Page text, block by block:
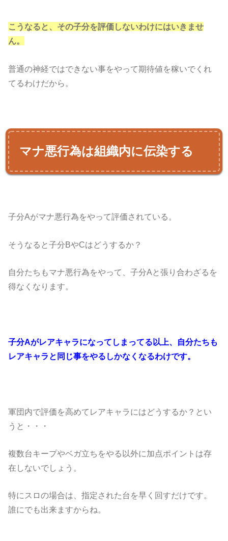
こうなると、その子分を評価しないわけにはいきませ
ん。
普通の神経ではできない事をやって期待値を稼いでくれ
てるわけだから。
マナ悪行為は組織内に伝染する
子分Aがマナ悪行為をやって評価されている。
そうなると子分BやCはどうするか？
自分たちもマナ悪行為をやって、子分Aと張り合わざるを
得なくなります。
子分Aがレアキャラになってしまってる以上、自分たちも
レアキャラと同じ事をやるしかなくなるわけです。
軍団内で評価を高めてレアキャラにはどうするか？とい
うと・・・
複数台キープやベガ立ちをやる以外に加点ポイントは存
在しないでしょう。
特にスロの場合は、指定された台を早く回すだけです。
誰にでも出来ますからね。